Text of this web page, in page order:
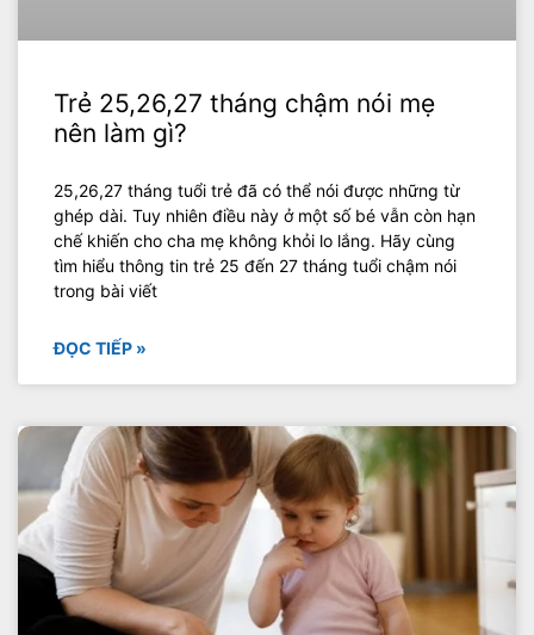
Trẻ 25,26,27 tháng chậm nói mẹ
nên làm gì?
25,26,27 tháng tuổi trẻ đã có thể nói được những từ
ghép dài. Tuy nhiên điều này ở một số bé vẫn còn hạn
chế khiến cho cha mẹ không khỏi lo lắng. Hãy cùng
tìm hiểu thông tin trẻ 25 đến 27 tháng tuổi chậm nói
trong bài viết
ĐỌC TIẾP »